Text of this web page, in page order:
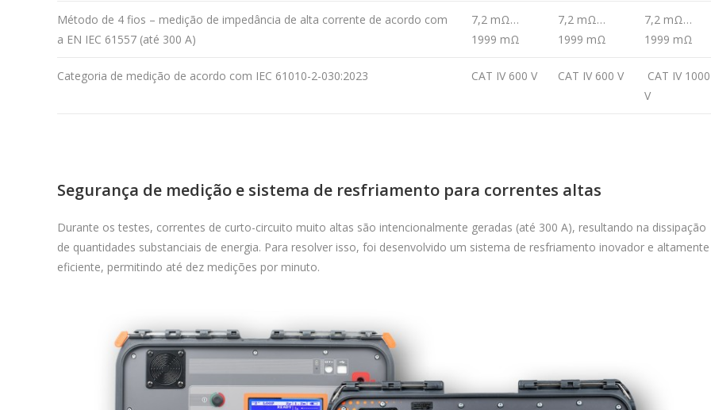
Método de 4 fios – medição de impedância de alta corrente de acordo com
a EN IEC 61557 (até 300 A)
7,2 mΩ…
1999 mΩ
7,2 mΩ…
1999 mΩ
7,2 mΩ…
1999 mΩ
Categoria de medição de acordo com IEC 61010-2-030:2023 CAT IV 600 V CAT IV 600 V
CAT IV 1000
V
Segurança de medição e sistema de resfriamento para correntes altas
Durante os testes, correntes de curto-circuito muito altas são intencionalmente geradas (até 300 A), resultando na dissipação
de quantidades substanciais de energia. Para resolver isso, foi desenvolvido um sistema de resfriamento inovador e altamente
eficiente, permitindo até dez medições por minuto.